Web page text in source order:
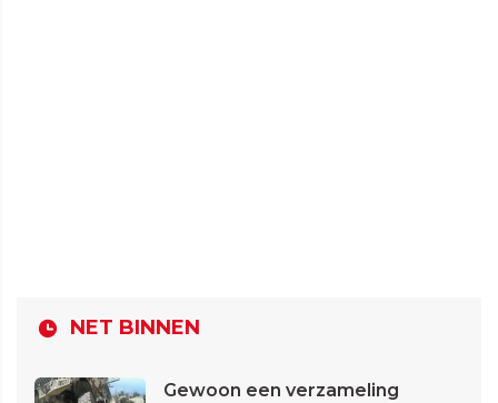
NET BINNEN
Gewoon een verzameling